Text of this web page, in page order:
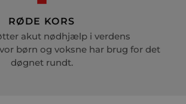
RØDE KORS
akut nødhjælp i verdens
børn og voksne har brug for det
døgnet rundt.